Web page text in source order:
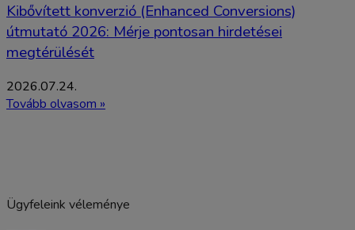
Kibővített konverzió (Enhanced Conversions)
útmutató 2026: Mérje pontosan hirdetései
megtérülését
2026.07.24.
Tovább olvasom »
Ügyfeleink véleménye